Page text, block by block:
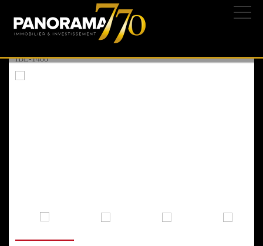
ASHKELON, BARNEA
IBL-1488